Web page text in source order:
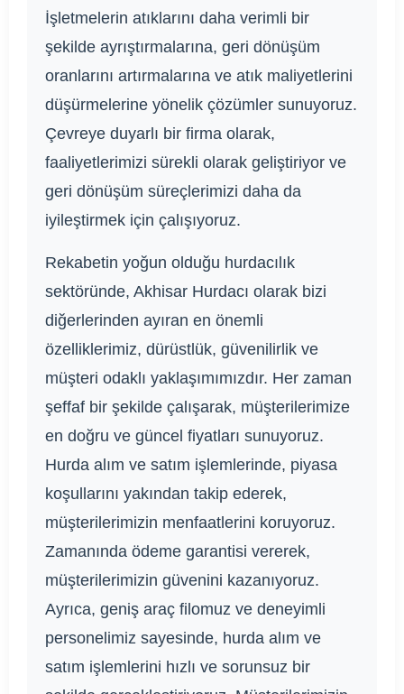
İşletmelerin atıklarını daha verimli bir
şekilde ayrıştırmalarına, geri dönüşüm
oranlarını artırmalarına ve atık maliyetlerini
düşürmelerine yönelik çözümler sunuyoruz.
Çevreye duyarlı bir firma olarak,
faaliyetlerimizi sürekli olarak geliştiriyor ve
geri dönüşüm süreçlerimizi daha da
iyileştirmek için çalışıyoruz.
Rekabetin yoğun olduğu hurdacılık
sektöründe, Akhisar Hurdacı olarak bizi
diğerlerinden ayıran en önemli
özelliklerimiz, dürüstlük, güvenilirlik ve
müşteri odaklı yaklaşımımızdır. Her zaman
şeffaf bir şekilde çalışarak, müşterilerimize
en doğru ve güncel fiyatları sunuyoruz.
Hurda alım ve satım işlemlerinde, piyasa
koşullarını yakından takip ederek,
müşterilerimizin menfaatlerini koruyoruz.
Zamanında ödeme garantisi vererek,
müşterilerimizin güvenini kazanıyoruz.
Ayrıca, geniş araç filomuz ve deneyimli
personelimiz sayesinde, hurda alım ve
satım işlemlerini hızlı ve sorunsuz bir